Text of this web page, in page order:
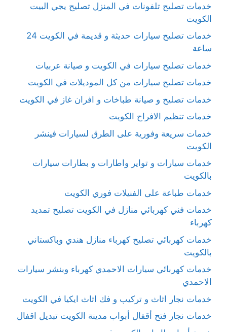
خدمات تصليح تلفونات في المنزل تصليح يجي البيت
الكويت
خدمات تصليح سيارات حديثة و قديمة في الكويت 24
ساعة
خدمات تصليح سيارات في الكويت و صيانة عربيات
خدمات تصليح سيارات من كل الموديلات في الكويت
خدمات تصليح و صيانة طباخات و افران غاز في الكويت
خدمات تنظيم الافراح الكويت
خدمات سريعة وفورية على الطرق لسيارات فينشر
الكويت
خدمات سيارات و تواير واطارات و بطارات سيارات
بالكويت
خدمات طباعة على الفنيلات فوري الكويت
خدمات فني كهربائي منازل في الكويت تصليح تمديد
كهرباء
خدمات كهربائي تصليح كهرباء منازل هندي وباكستاني
بالكويت
خدمات كهربائي سيارات الاحمدي كهرباء وبنشر سيارات
الاحمدي
خدمات نجار اثاث و تركيب و فك اثاث ايكيا في الكويت
خدمات نجار فتح أقفال أبواب مدينة الكويت تبديل اقفال